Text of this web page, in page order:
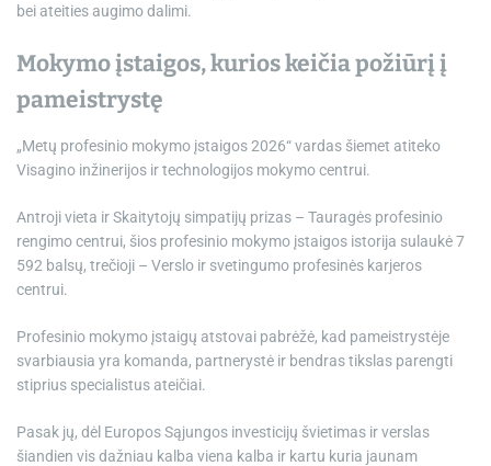
bei ateities augimo dalimi.
Mokymo įstaigos, kurios keičia požiūrį į
pameistrystę
„Metų profesinio mokymo įstaigos 2026“ vardas šiemet atiteko
Visagino inžinerijos ir technologijos mokymo centrui.
Antroji vieta ir Skaitytojų simpatijų prizas – Tauragės profesinio
rengimo centrui, šios profesinio mokymo įstaigos istorija sulaukė 7
592 balsų, trečioji – Verslo ir svetingumo profesinės karjeros
centrui.
Profesinio mokymo įstaigų atstovai pabrėžė, kad pameistrystėje
svarbiausia yra komanda, partnerystė ir bendras tikslas parengti
stiprius specialistus ateičiai.
Pasak jų, dėl Europos Sąjungos investicijų švietimas ir verslas
šiandien vis dažniau kalba viena kalba ir kartu kuria jaunam